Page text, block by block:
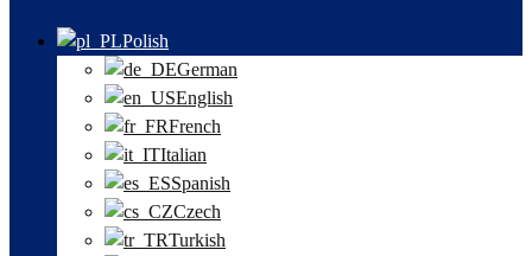
Polish
German
English
French
Italian
Spanish
Czech
Turkish